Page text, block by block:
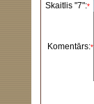
Skaitlis "7":*
Komentārs:*